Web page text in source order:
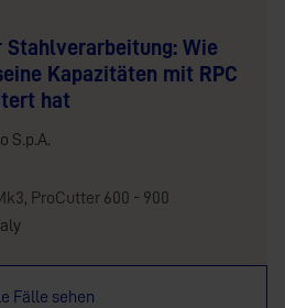
Stahlverarbeitung: Wie
Kapazitäten mit RPC
hat
S.p.A.
, ProCutter 600 - 900
Fälle sehen